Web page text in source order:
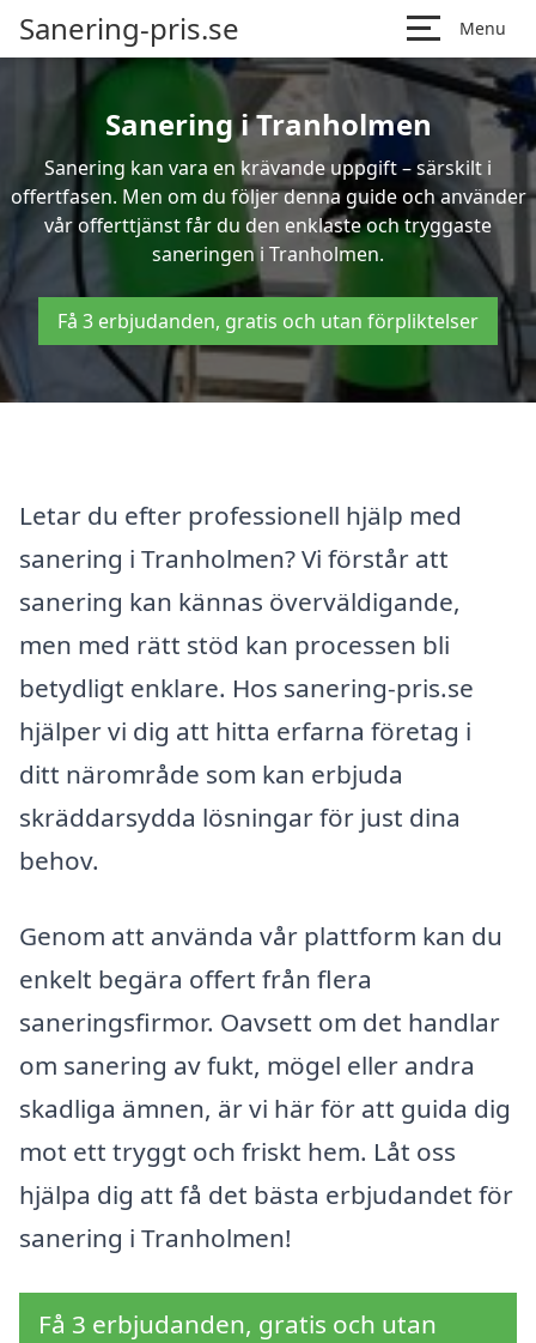
Sanering-pris.se Menu
Sanering i Tranholmen
Sanering kan vara en krävande uppgift – särskilt i
offertfasen. Men om du följer denna guide och använder
vår offerttjänst får du den enklaste och tryggaste
saneringen i Tranholmen.
Få 3 erbjudanden, gratis och utan förpliktelser
Letar du efter professionell hjälp med
sanering i Tranholmen? Vi förstår att
sanering kan kännas överväldigande,
men med rätt stöd kan processen bli
betydligt enklare. Hos sanering-pris.se
hjälper vi dig att hitta erfarna företag i
ditt närområde som kan erbjuda
skräddarsydda lösningar för just dina
behov.
Genom att använda vår plattform kan du
enkelt begära offert från flera
saneringsfirmor. Oavsett om det handlar
om sanering av fukt, mögel eller andra
skadliga ämnen, är vi här för att guida dig
mot ett tryggt och friskt hem. Låt oss
hjälpa dig att få det bästa erbjudandet för
sanering i Tranholmen!
Få 3 erbjudanden, gratis och utan